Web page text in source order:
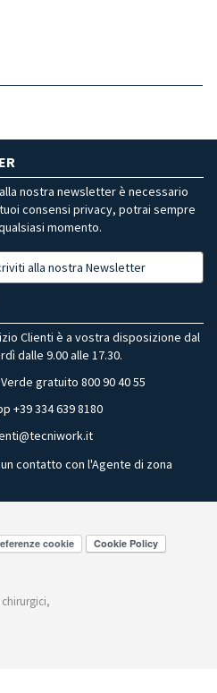
nostra newsletter è necessario
consensi privacy, potrai sempre
momento.
alla nostra Newsletter
Clienti è a vostra disposizione dal
dalle 9.00 alle 17.30.
gratuito 800 90 40 55
+39 334 639 8180
contatto con l'Agente di zona
cookie